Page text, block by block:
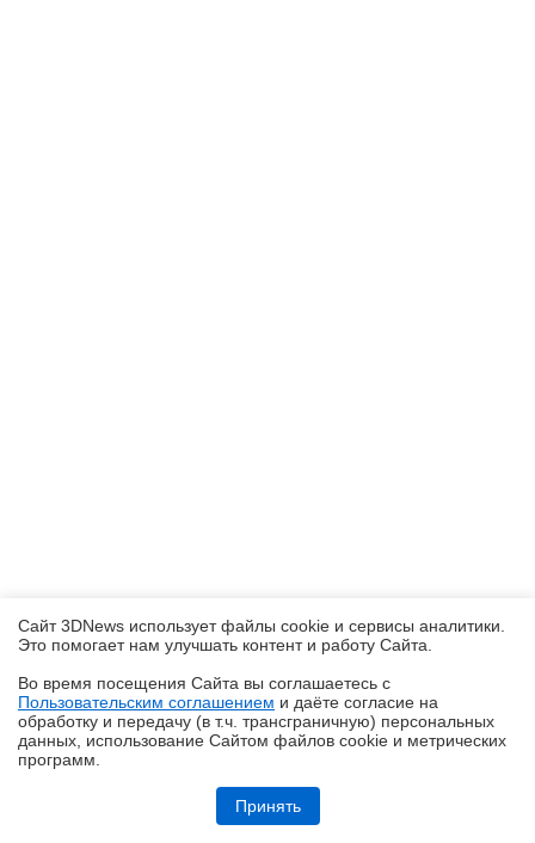
Обзор игрового Tandem WOLED-монитора ASUS ROG Strix OLED
XG27AQWMG: запланированный апгрейд
Сайт 3DNews использует файлы cookie и сервисы аналитики.
Это помогает нам улучшать контент и работу Cайта.
Во время посещения Cайта вы соглашаетесь с
Пользовательским соглашением и даёте согласие на
обработку и передачу (в т.ч. трансграничную) персональных
данных, использование Cайтом файлов cookie и метрических
программ.
Принять